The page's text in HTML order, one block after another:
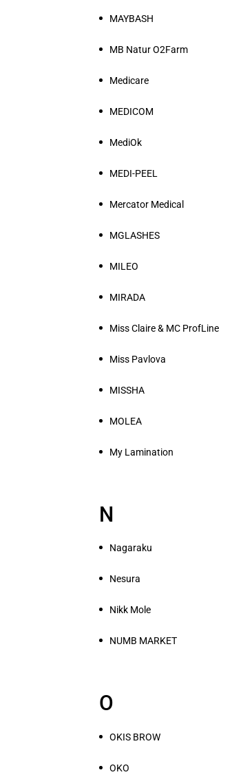
MAYBASH
MB Natur O2Farm
Medicare
MEDICOM
MediOk
MEDI-PEEL
Mercator Medical
MGLASHES
MILEO
MIRADA
Miss Claire & MC ProfLine
Miss Pavlova
MISSHA
MOLEA
My Lamination
N
Nagaraku
Nesura
Nikk Mole
NUMB MARKET
O
OKIS BROW
OKO